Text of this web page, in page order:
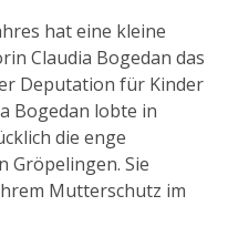
hat eine kleine
Claudia Bogedan das
Deputation für Kinder
Bogedan lobte in
die enge
Gröpelingen. Sie
Mutterschutz im